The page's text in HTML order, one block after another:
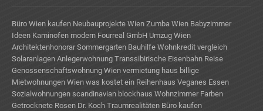
Büro Wien kaufen Neubauprojekte Wien Zumba Wien Babyzimmer
Ideen Kaminofen modern Fourreal GmbH Umzug Wien
Architektenhonorar Sommergarten Bauhilfe Wohnkredit vergleich
Solaranlagen Anlegerwohnung Transsibirische Eisenbahn Reise
Genossenschaftswohnung Wien vermietung haus billige
Mietwohnungen Wien was kostet ein Reihenhaus Veganes Essen
Sozialwohnungen scandinavian blockhaus Wohnzimmer Farben
Getrocknete Rosen Dr. Koch Traumrealitäten Büro kaufen